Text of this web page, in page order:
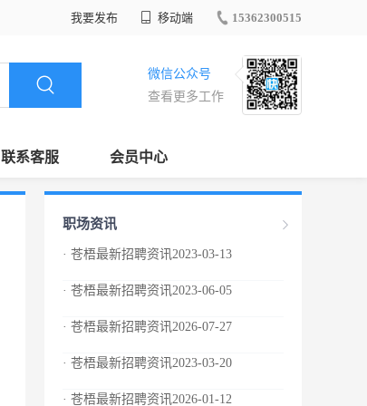
我要发布 移动端 15362300515
微信公众号
查看更多工作
联系客服 会员中心
职场资讯
· 苍梧最新招聘资讯2023-03-13
· 苍梧最新招聘资讯2023-06-05
· 苍梧最新招聘资讯2026-07-27
· 苍梧最新招聘资讯2023-03-20
· 苍梧最新招聘资讯2026-01-12